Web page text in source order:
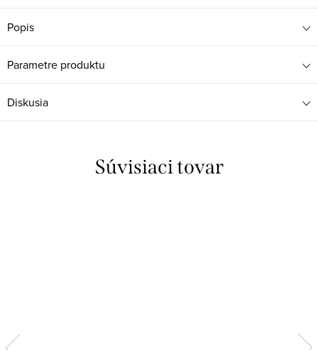
Popis
Parametre produktu
Diskusia
Súvisiaci tovar